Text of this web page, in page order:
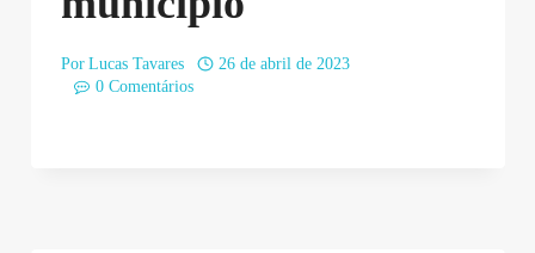
Por Lucas Tavares
26 de abril de 2023
0 Comentários